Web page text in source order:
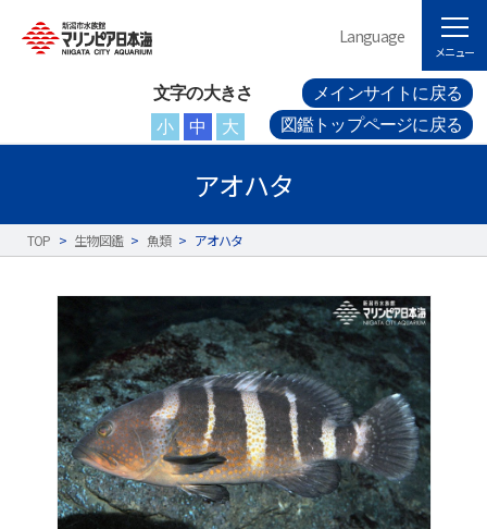
文字の大きさ
小
中 大
メインサイトに戻る
図鑑トップページに戻る
Language
メニュー
アオハタ
TOP > 生物図鑑 > 魚類 > アオハタ